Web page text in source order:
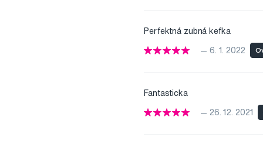
Perfektná zubná kefka
— 6. 1. 2022
Fantasticka
— 26. 12. 2021